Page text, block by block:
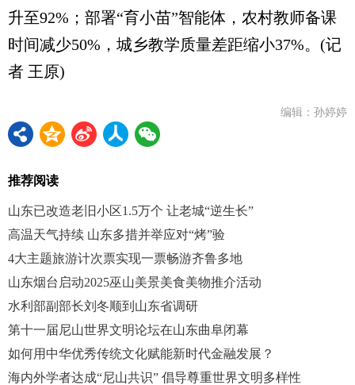
升至92%；部署“育小苗”智能体，农村教师备课
时间减少50%，城乡教学质量差距缩小37%。(记
者 王原)
编辑：孙婷婷
推荐阅读
山东已改造老旧小区1.5万个 让老城“逆生长”
高温天气持续 山东多措并举应对“烤”验
4大主题旅游计次票实现一票畅游齐鲁多地
山东烟台启动2025巫山美景美食美物推介活动
水利部副部长刘冬顺到山东省调研
第十一届尼山世界文明论坛在山东曲阜闭幕
如何用中华优秀传统文化赋能新时代金融发展？
海内外学者达成“尼山共识” 倡导尊重世界文明多样性